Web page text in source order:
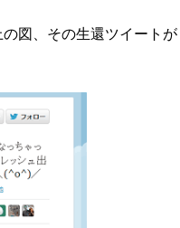
図、その生還ツイートが